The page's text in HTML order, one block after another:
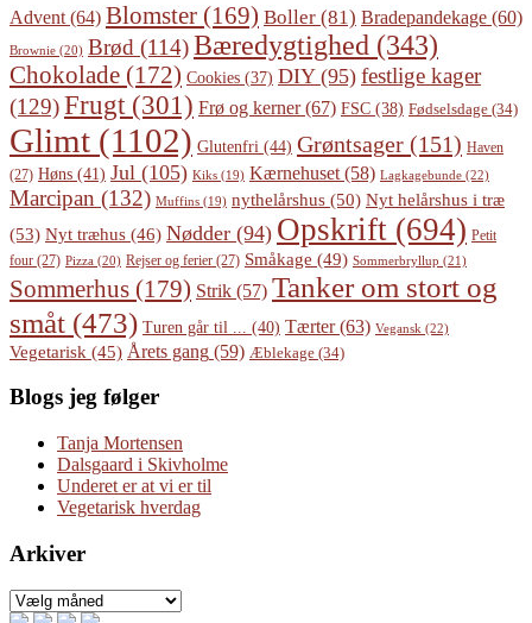
Advent (64) Blomster (169) Boller (81) Bradepandekage (60)
Brownie (20) Brød (114)Bæredygtighed (343)
Chokolade (172) Cookies (37) DIY(95) festlige kager
(129)Frugt (301) Frø og kerner(67) FSC (38) Fødselsdage (34)
Glimt (1102) Glutenfri (44) Grøntsager (151) Haven
(27) Høns (41) Jul (105) Kiks (19) Kærnehuset (58) Lagkagebunde (22)
Marcipan (132) Muffins (19) nythelårshus (50) Nyt helårshus i træ
(53) Nyt træhus (46) Nødder (94) Opskrift (694) Petit
four (27) Pizza (20) Rejser og ferier (27) Småkage (49) Sommerbryllup (21)
Sommerhus (179) Strik (57) Tanker om stort og
småt (473) Turen går til ... (40) Tærter(63) Vegansk (22)
Vegetarisk (45) Årets gang (59) Æblekage (34)
Blogs jeg følger
Tanja Mortensen
Dalsgaard i Skivholme
Underet er at vi er til
Vegetarisk hverdag
Arkiver
Arkiver